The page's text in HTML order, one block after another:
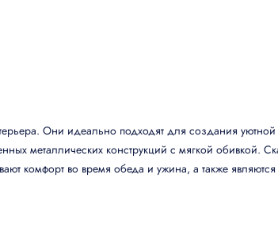
Они идеально подходят для создания
металлических конструкций с мягкой обивкой.
комфорт во время обеда и ужина, а также